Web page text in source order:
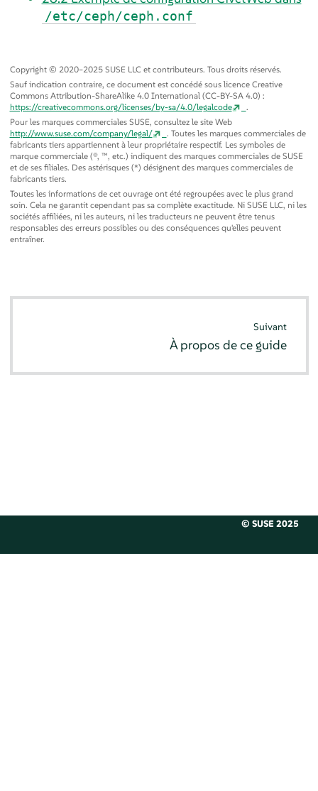
/etc/ceph/ceph.conf
Copyright © 2020–2025 SUSE LLC et contributeurs. Tous droits réservés.
Sauf indication contraire, ce document est concédé sous licence Creative
Commons Attribution-ShareAlike 4.0 International (CC-BY-SA 4.0) :
https://creativecommons.org/licenses/by-sa/4.0/legalcode
.
Pour les marques commerciales SUSE, consultez le site Web
http://www.suse.com/company/legal/
. Toutes les marques commerciales de
fabricants tiers appartiennent à leur propriétaire respectif. Les symboles de
marque commerciale (®, ™, etc.) indiquent des marques commerciales de SUSE
et de ses filiales. Des astérisques (*) désignent des marques commerciales de
fabricants tiers.
Toutes les informations de cet ouvrage ont été regroupées avec le plus grand
soin. Cela ne garantit cependant pas sa complète exactitude. Ni SUSE LLC, ni les
sociétés affiliées, ni les auteurs, ni les traducteurs ne peuvent être tenus
responsables des erreurs possibles ou des conséquences qu'elles peuvent
entraîner.
Suivant
À propos de ce guide
© SUSE 2025